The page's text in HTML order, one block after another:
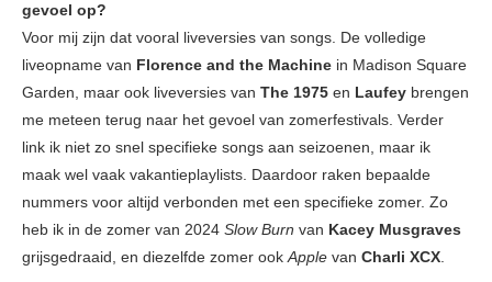
gevoel op?
Voor mij zijn dat vooral liveversies van songs. De volledige
liveopname van Florence and the Machine in Madison Square
Garden, maar ook liveversies van The 1975 en Laufey brengen
me meteen terug naar het gevoel van zomerfestivals. Verder
link ik niet zo snel specifieke songs aan seizoenen, maar ik
maak wel vaak vakantieplaylists. Daardoor raken bepaalde
nummers voor altijd verbonden met een specifieke zomer. Zo
heb ik in de zomer van 2024 Slow Burn van Kacey Musgraves
grijsgedraaid, en diezelfde zomer ook Apple van Charli XCX